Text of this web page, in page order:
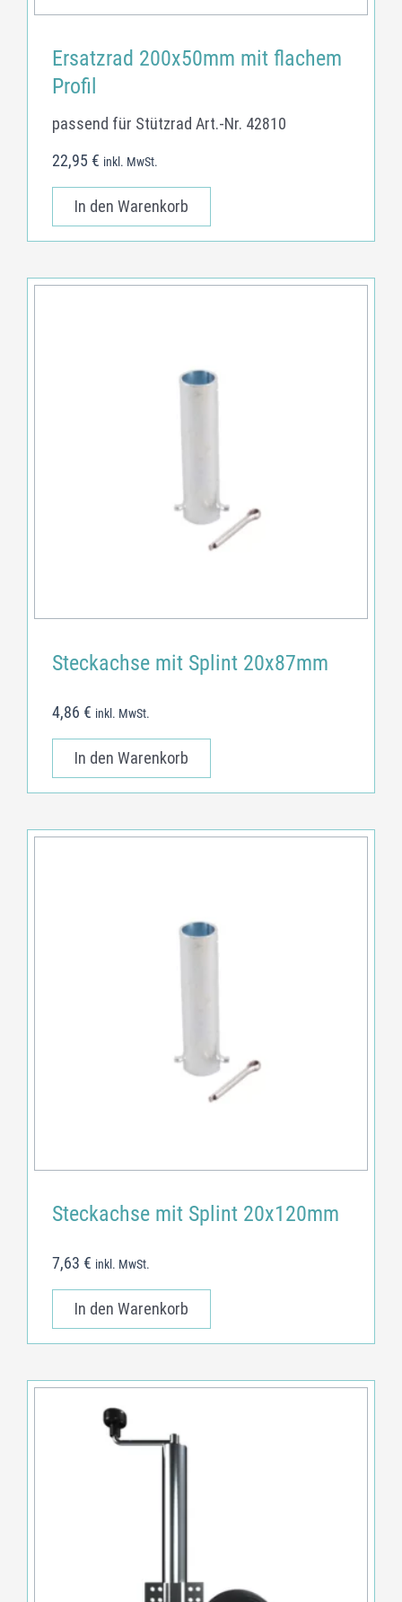
Ersatzrad 200x50mm mit flachem
Profil
passend für Stützrad Art.-Nr. 42810
22,95 € inkl. MwSt.
In den Warenkorb
Steckachse mit Splint 20x87mm
4,86 € inkl. MwSt.
In den Warenkorb
Steckachse mit Splint 20x120mm
7,63 € inkl. MwSt.
In den Warenkorb